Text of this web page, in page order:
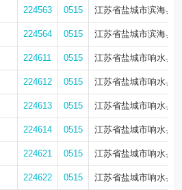
224563 0515 江苏省盐城市滨海县
224564 0515 江苏省盐城市滨海县
224611 0515 江苏省盐城市响水县
224612 0515 江苏省盐城市响水县
224613 0515 江苏省盐城市响水县
224614 0515 江苏省盐城市响水县
224621 0515 江苏省盐城市响水县
224622 0515 江苏省盐城市响水县